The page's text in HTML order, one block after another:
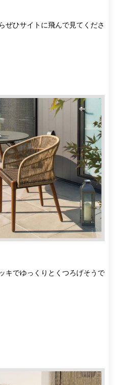
ぜひサイトに飛んで見てくださ
キでゆっくりとくつろげそうで